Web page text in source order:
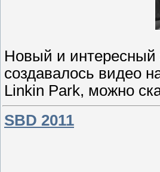
Новый и интересный
создавалось видео
Linkin Park, можно
SBD 2011